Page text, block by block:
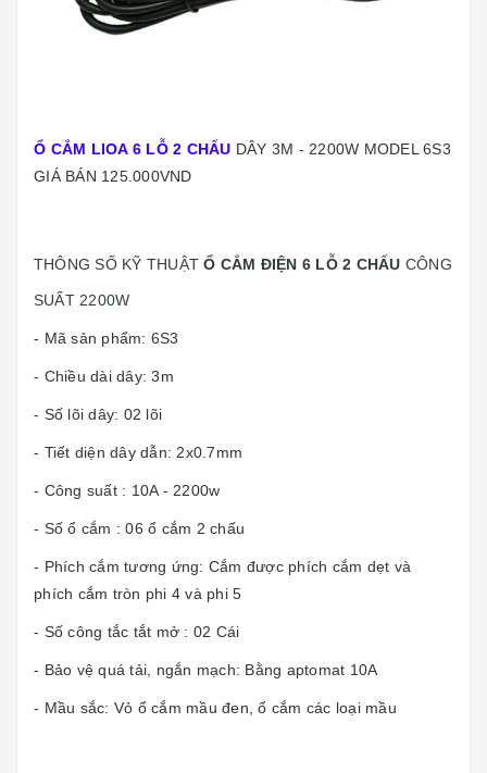
Ổ CẮM LIOA 6 LỖ 2 CHẤU DÂY 3M - 2200W MODEL 6S3
GIÁ BÁN 125.000VND
THÔNG SỐ KỸ THUẬTỔ CẮM ĐIỆN 6 LỖ 2 CHẤU CÔNG
SUẤT 2200W
- Mã sản phẩm: 6S3
- Chiều dài dây: 3m
- Số lõi dây: 02 lõi
- Tiết diện dây dẫn: 2x0.7mm
- Công suất : 10A - 2200w
- Số ổ cắm : 06 ổ cắm 2 chấu
- Phích cắm tương ứng: Cắm được phích cắm dẹt và
phích cắm tròn phi 4 và phi 5
- Số công tắc tắt mở : 02 Cái
- Bảo vệ quá tải, ngắn mạch: Bằng aptomat 10A
- Mầu sắc: Vỏ ổ cắm mầu đen, ổ cắm các loại mầu